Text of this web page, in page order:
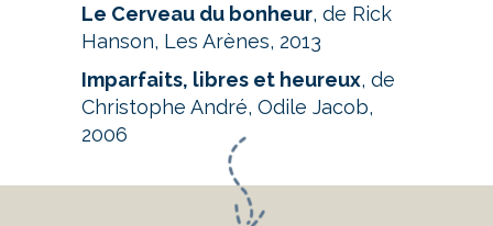
Le Cerveau du bonheur, de Rick
Hanson, Les Arènes, 2013
Imparfaits, libres et heureux, de
Christophe André, Odile Jacob,
2006